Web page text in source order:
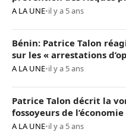
A LA UNE•il y a 5 ans
Bénin: Patrice Talon
sur les « arrestations
A LA UNE•il y a 5 ans
Patrice Talon décrit la
fossoyeurs de
A LA UNE•il y a 5 ans